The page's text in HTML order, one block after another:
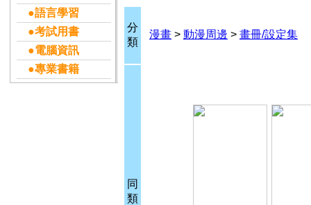
●語言學習
●考試用書
●電腦資訊
●專業書籍
分
類
漫畫 > 動漫周邊 > 畫冊/設定集
同
類